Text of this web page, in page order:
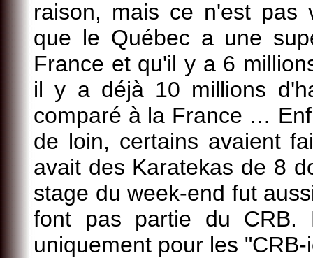
raison, mais ce n'est
que le Québec a une
France et qu'il y a 6
il y a déjà 10 millions
comparé à la France …
de loin, certains avaient
avait des Karatekas de 8
stage du week-end fut
font pas partie du
uniquement pour les "CRB-